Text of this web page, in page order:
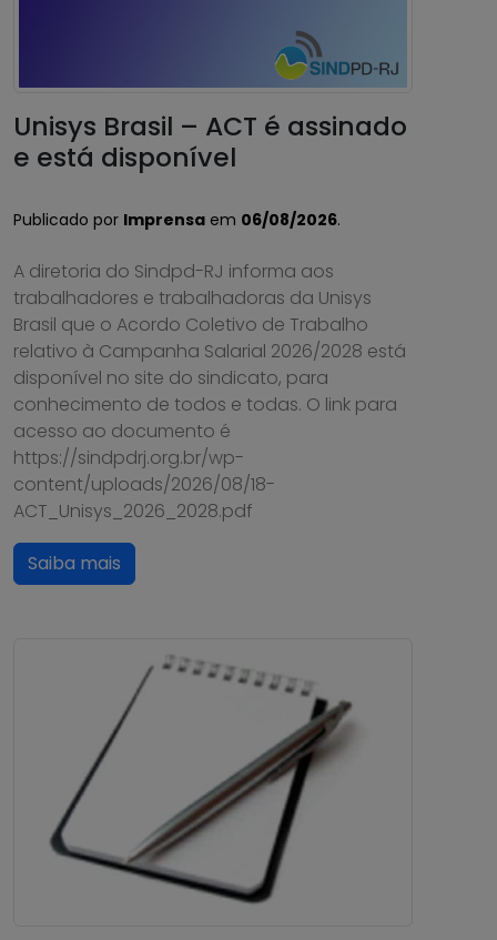
Unisys Brasil – ACT é assinado
e está disponível
Publicado por Imprensa em 06/08/2026.
A diretoria do Sindpd-RJ informa aos
trabalhadores e trabalhadoras da Unisys
Brasil que o Acordo Coletivo de Trabalho
relativo à Campanha Salarial 2026/2028 está
disponível no site do sindicato, para
conhecimento de todos e todas. O link para
acesso ao documento é
https://sindpdrj.org.br/wp-
content/uploads/2026/08/18-
ACT_Unisys_2026_2028.pdf
Saiba mais